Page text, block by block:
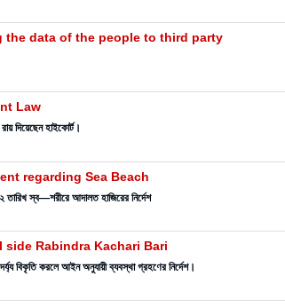
the data of the people to third party
Law
দিয়েছেন হাইকোর্ট।
regarding Sea Beach
তারিখ স্ব—শরীরে আদালত হাজিরের নির্দেশ
Rabindra Kachari Bari
বিকৃতি করলে আইন অনুযায়ী ব্যবস্থা গ্রহণের নির্দেশ।